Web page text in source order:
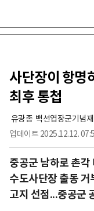
사단장이 항명
최후 통첩
유광종
백선엽장군기념
업데이트 2025.12.12.
중공군 남하로 촌각
수도사단장 출동
고지 선점...중공군